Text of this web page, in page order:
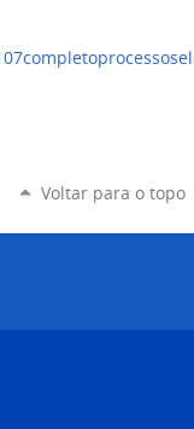
Voltar para o topo